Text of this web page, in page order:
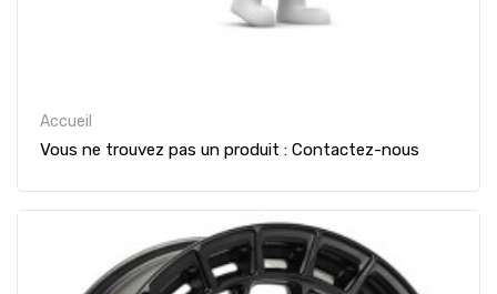
Accueil
Vous ne trouvez pas un produit : Contactez-nous